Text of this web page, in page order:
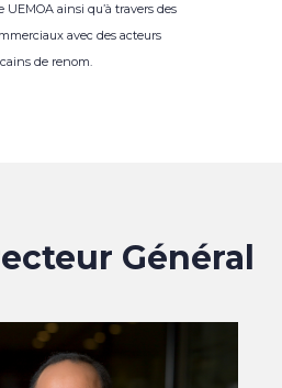
ainsi qu’à travers des
avec des acteurs
de renom.
Général